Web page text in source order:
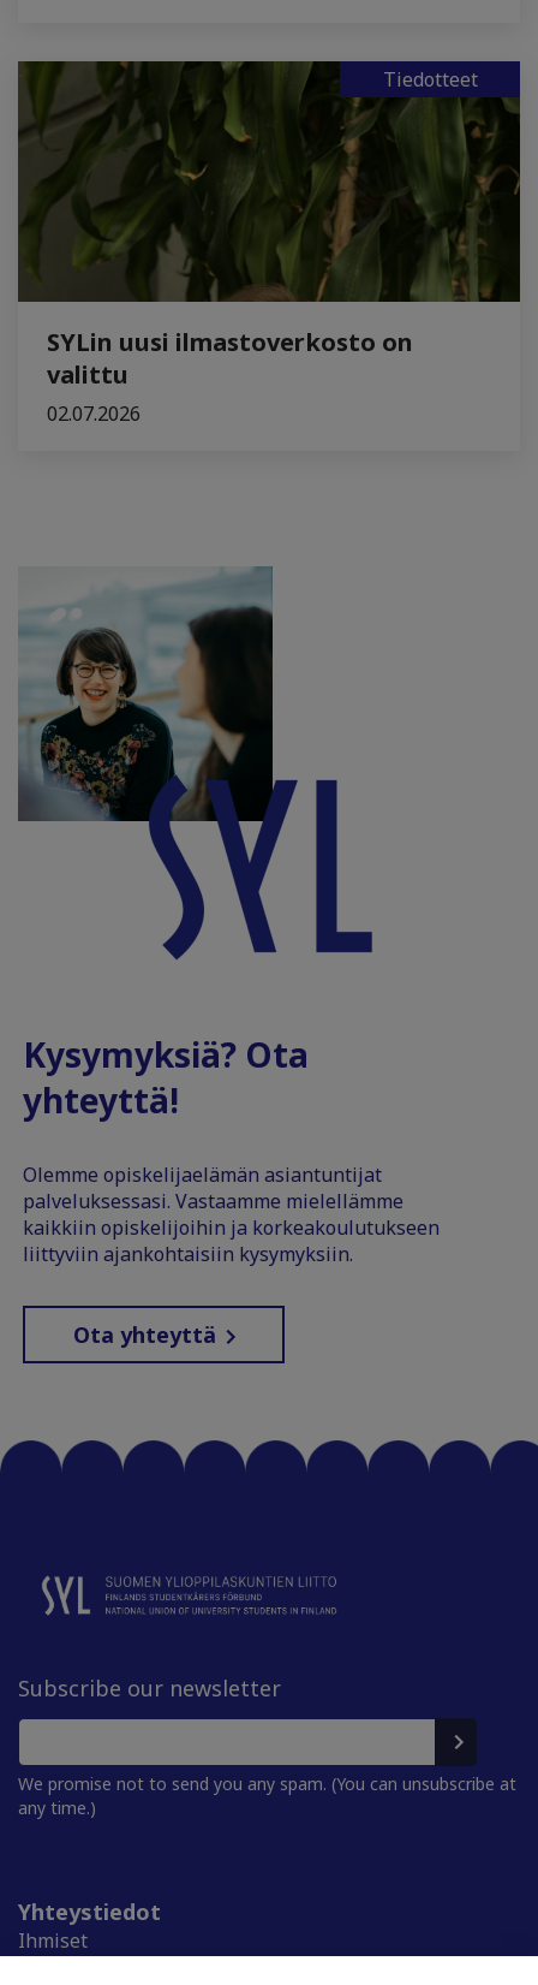
Tiedotteet
SYLin uusi ilmastoverkosto on
valittu
02.07.2026
Kysymyksiä? Ota
yhteyttä!
Olemme opiskelijaelämän asiantuntijat
palveluksessasi. Vastaamme mielellämme
kaikkiin opiskelijoihin ja korkeakoulutukseen
liittyviin ajankohtaisiin kysymyksiin.
Ota yhteyttä
Subscribe our newsletter
We promise not to send you any spam. (You can unsubscribe at
any time.)
Yhteystiedot
Ihmiset